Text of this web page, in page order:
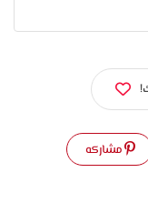
مشاركه